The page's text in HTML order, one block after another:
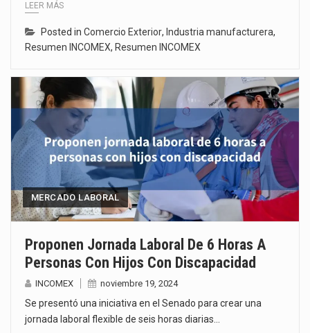
LEER MÁS
Posted in Comercio Exterior, Industria manufacturera,
Resumen INCOMEX, Resumen INCOMEX
MERCADO LABORAL
Proponen Jornada Laboral De 6 Horas A
Personas Con Hijos Con Discapacidad
INCOMEX noviembre 19, 2024
Se presentó una iniciativa en el Senado para crear una
jornada laboral flexible de seis horas diarias…